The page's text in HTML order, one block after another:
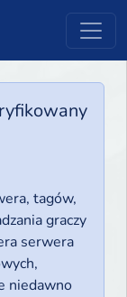
tagów,
graczy
serwera
niedawno